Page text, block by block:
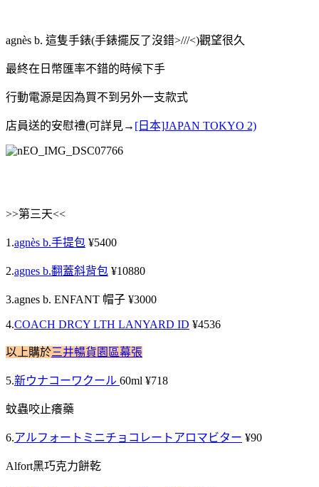
agnès b. 這隻手錶(手錶擺反了沒錯>///<)觀望很久
最終在日幣匯率不錯的時候下手
行動電源是因為買不到另外一支款式
店員送的安慰禮(可詳見→ [日本]JAPAN TOKYO 2)
>>第三天<<
1.agnès b.手提包 ¥5400
2.agnes b.翻蓋斜背包 ¥10880
3.agnes b. ENFANT 帽子 ¥3000
4.COACH DRCY LTH LANYARD ID ¥4536
以上購於三井暢貨園區幕張
5.新ウナコーワクール 60ml ¥718
蚊蟲咬止癢藥
6.アルフォートミニチョコレートアロマビター ¥90
Alfort黑巧克力餅乾